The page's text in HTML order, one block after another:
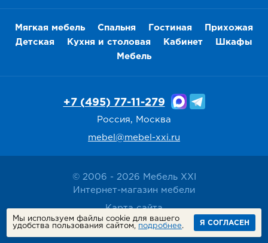
Мягкая мебель Спальня Гостиная
Прихожая
Детская
Кухня и столовая Кабинет
Шкафы
Мебель
© 2006 - 2026 Мебель XXI
Интернет-магазин мебели
Карта сайта
Политика конфиденциальности
+7 (495) 77-11-279
Россия, Москва
mebel@mebel-xxi.ru
Мы используем файлы cookie для вашего
удобства пользования сайтом, подробнее. Я СОГЛАСЕН